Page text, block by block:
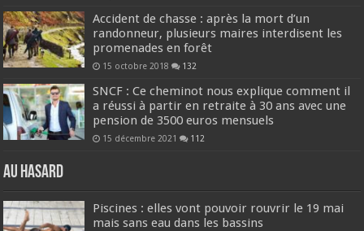
Accident de chasse : après la mort d’un
randonneur, plusieurs maires interdisent les
promenades en forêt
15 octobre 2018 132
SNCF : Ce cheminot nous explique comment il
a réussi à partir en retraite à 30 ans avec une
pension de 3500 euros mensuels
15 décembre 2021 112
Au hasard
Piscines : elles vont pouvoir rouvrir le 19 mai
mais sans eau dans les bassins